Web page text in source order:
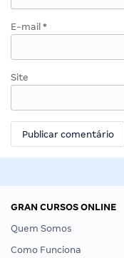
E-mail *
Site
GRAN CURSOS ONLINE
Quem Somos
Como Funciona